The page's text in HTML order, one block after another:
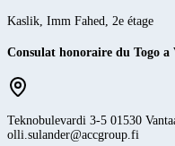
Kaslik, Imm Fahed, 2e étage
Consulat honoraire du Togo a
Teknobulevardi 3-5 01530
olli.sulander@accgroup.fi